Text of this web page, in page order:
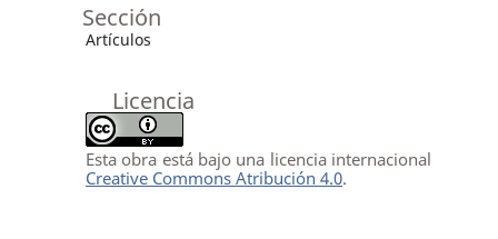
Sección
Artículos
Licencia
Esta obra está bajo una licencia internacional
Creative Commons Atribución 4.0.